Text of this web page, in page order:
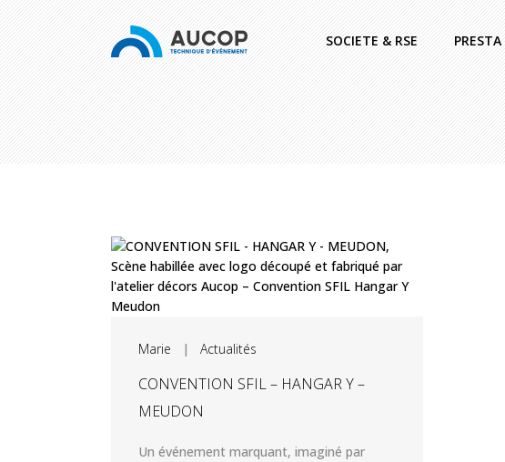
SOCIETE & RSE PRESTA
Marie | Actualités
CONVENTION SFIL – HANGAR Y –
MEUDON
Un événement marquant, imaginé par